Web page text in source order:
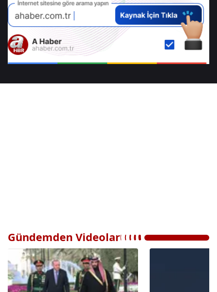
Gündemden Videolar